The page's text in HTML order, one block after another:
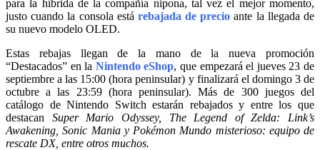
para la híbrida de la compañía nipona, tal vez el mejor momento,
justo cuando la consola está rebajada de precio ante la llegada de
su nuevo modelo OLED.
Estas rebajas llegan de la mano de la nueva promoción
“Destacados” en la Nintendo eShop, que empezará el jueves 23 de
septiembre a las 15:00 (hora peninsular) y finalizará el domingo 3 de
octubre a las 23:59 (hora peninsular). Más de 300 juegos del
catálogo de Nintendo Switch estarán rebajados y entre los que
destacan Super Mario Odyssey, The Legend of Zelda: Link’s
Awakening, Sonic Mania y Pokémon Mundo misterioso: equipo de
rescate DX, entre otros muchos.